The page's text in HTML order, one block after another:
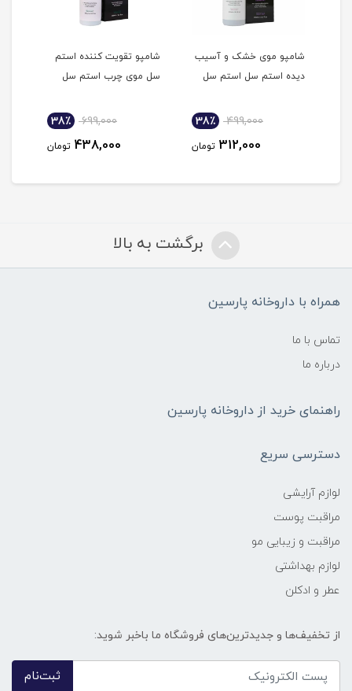
شامپو موی خشک و آسیب
دیده استم سل استم سل
499,000 38٪
312,000 تومان
شامپو تقویت کننده استم
سل موی چرب استم سل
699,000 38٪
438,000 تومان
برگشت به بالا
همراه با داروخانه پارسین
تماس با ما
درباره ما
راهنمای خرید از داروخانه پارسین
دسترسی سریع
لوازم آرایشی
مراقبت پوست
مراقبت و زیبایی مو
لوازم بهداشتی
عطر و ادکلن
از تخفیف‌ها و جدیدترین‌های فروشگاه ما باخبر شوید:
ثبت‌نام